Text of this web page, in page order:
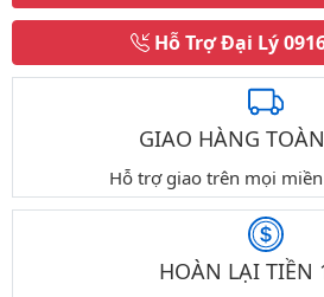
Hỗ Trợ Đại Lý
GIAO HÀNG
Hỗ trợ giao trên mọi
HOÀN LẠI TIỀN